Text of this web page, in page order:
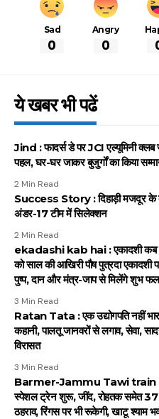
Sad
0
Angry
0
ये खबर भी पढें
Jind : फादर्स डे पर JCI एल्यूमिनी क्लब
पहल, घर-घर जाकर बुजुर्गों का किया
2 Min Read
Success Story : दिहाड़ी मजदूर के
अंडर-17 टीम में सिलेक्शन
2 Min Read
ekadashi kab hai : एकादशी कब
को साल की आखिरी पौष पुत्रदा एकादशी
पुष्प, दान और मंत्र-जाप से मिलेंगे शुभ फल
3 Min Read
Ratan Tata : एक उद्योगपति नहीं
कहानी, पालतू जानवरों से लगाव, सेवा,
विरासत
3 Min Read
Barmer-Jammu Tawi train :
स्पेशल ट्रेन शुरू, जींद, रोहतक समेत 37
ठहराव, रिंगस पर भी रूकेगी, खाटू श्याम